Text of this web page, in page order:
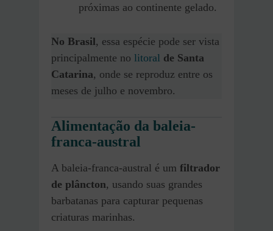
próximas ao continente gelado.
No Brasil, essa espécie pode ser vista
principalmente no litoral de Santa
Catarina, onde se reproduz entre os
meses de julho e novembro.
Alimentação da baleia-
franca-austral
A baleia-franca-austral é um filtrador
de plâncton, usando suas grandes
barbatanas para capturar pequenas
criaturas marinhas.